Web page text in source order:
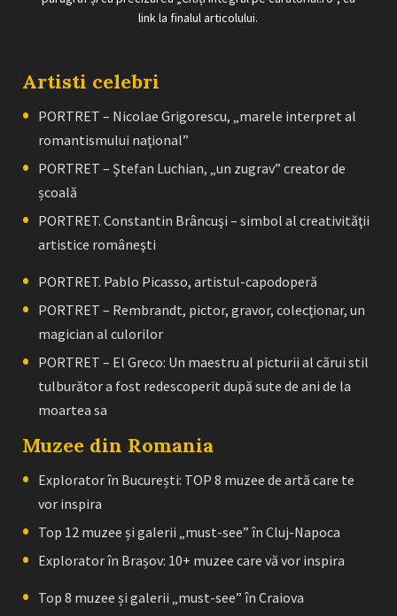
link la finalul articolului.
Artisti celebri
PORTRET – Nicolae Grigorescu, „marele interpret al
romantismului naţional”
PORTRET – Ştefan Luchian, „un zugrav” creator de
școală
PORTRET. Constantin Brâncuşi – simbol al creativităţii
artistice româneşti
PORTRET. Pablo Picasso, artistul-capodoperă
PORTRET – Rembrandt, pictor, gravor, colecţionar, un
magician al culorilor
PORTRET – El Greco: Un maestru al picturii al cărui stil
tulburător a fost redescoperit după sute de ani de la
moartea sa
Muzee din Romania
Explorator în București: TOP 8 muzee de artă care te
vor inspira
Top 12 muzee și galerii „must-see” în Cluj-Napoca
Explorator în Brașov: 10+ muzee care vă vor inspira
Top 8 muzee și galerii „must-see” în Craiova